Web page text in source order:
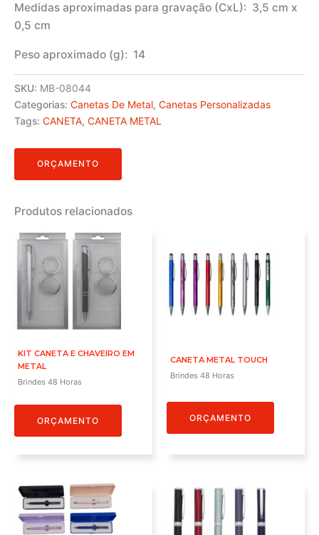
Medidas aproximadas para gravação (CxL): 3,5 cm x
0,5 cm
Peso aproximado (g): 14
SKU: MB-08044
Categorias: Canetas De Metal, Canetas Personalizadas
Tags: CANETA, CANETA METAL
ORÇAMENTO
Produtos relacionados
KIT CANETA E CHAVEIRO EM
METAL
Brindes 48 Horas
ORÇAMENTO
CANETA METAL TOUCH
Brindes 48 Horas
ORÇAMENTO